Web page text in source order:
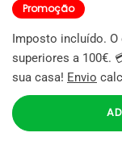
Promoção
Imposto incluído. O
superiores a 100€.
sua casa! Envio